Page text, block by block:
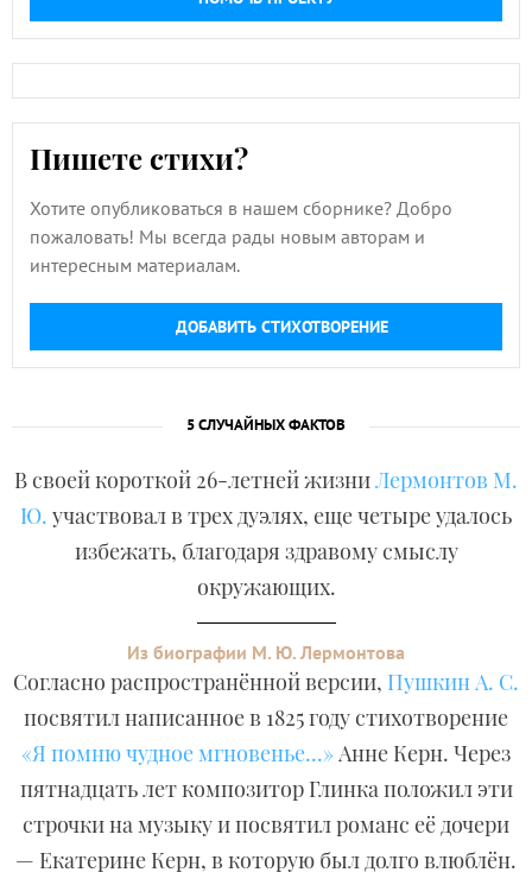
Пишете стихи?
Хотите опубликоваться в нашем сборнике? Добро
пожаловать! Мы всегда рады новым авторам и
интересным материалам.
ДОБАВИТЬ СТИХОТВОРЕНИЕ
5 СЛУЧАЙНЫХ ФАКТОВ
В своей короткой 26-летней жизниЛермонтов М.
Ю. участвовал в трех дуэлях, еще четыре удалось
избежать, благодаря здравому смыслу
окружающих.
Из биографии М. Ю. Лермонтова
Согласно распространённой версии, Пушкин А. С.
посвятил написанное в 1825 году стихотворение
«Я помню чудное мгновенье...»Анне Керн. Через
пятнадцать лет композитор Глинка положил эти
строчки на музыку и посвятил романс её дочери
— Екатерине Керн, в которую был долго влюблён.